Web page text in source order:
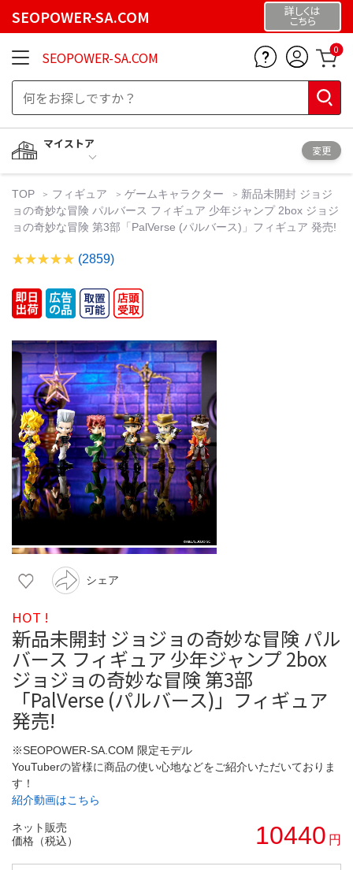
SEOPOWER-SA.COM 詳しくは
こちら
SEOPOWER-SA.COM 0
マイストア
変更
TOP フィギュア ゲームキャラクター
新品未開封 ジョジ
ョの奇妙な冒険 パルバース フィギュア 少年ジャンプ 2box ジョジ
ョの奇妙な冒険 第3部「PalVerse (パルバース)」フィギュア 発売!
(2859)
シェア
HOT !
新品未開封 ジョジョの奇妙な冒険 パル
バース フィギュア 少年ジャンプ 2box
ジョジョの奇妙な冒険 第3部
「PalVerse (パルバース)」フィギュア
発売!
※SEOPOWER-SA.COM 限定モデル
YouTuberの皆様に商品の使い心地などをご紹介いただいておりま
す！
紹介動画はこちら
ネット販売
価格（税込）
10440 円